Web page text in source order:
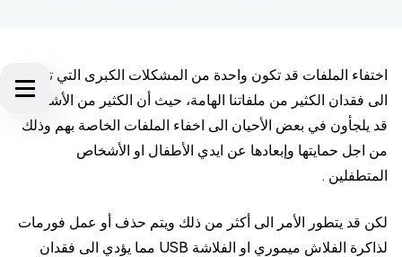
اختفاء الملفات قد تكون واحدة من المشكلات الكبرى التي تؤدي
الى فقدان الكثير من ملفاتنا الهامة، حيث أن الكثير من الأشخاص
قد يلجأون في بعض الأحيان الى اخفاء الملفات الخاصة بهم وذلك
من اجل حمايتها وإبعادها عن ايدي الأطفال او الأشخاص
المتطفلين .
لكن قد يتطور الأمر الى أكثر من ذلك ويتم حذف أو عمل فورمات
لذاكرة الفلاش ميموري او الفلاشة USB مما يؤدي الى فقدان